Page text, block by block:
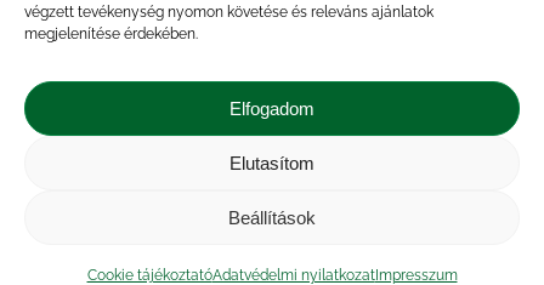
végzett tevékenység nyomon követése és releváns ajánlatok
megjelenítése érdekében.
Elfogadom
Elutasítom
Beállítások
Cookie tájékoztatóAdatvédelmi nyilatkozatImpresszum
fokhagymatermés
és termése csökkenő tendenciát mutat: a